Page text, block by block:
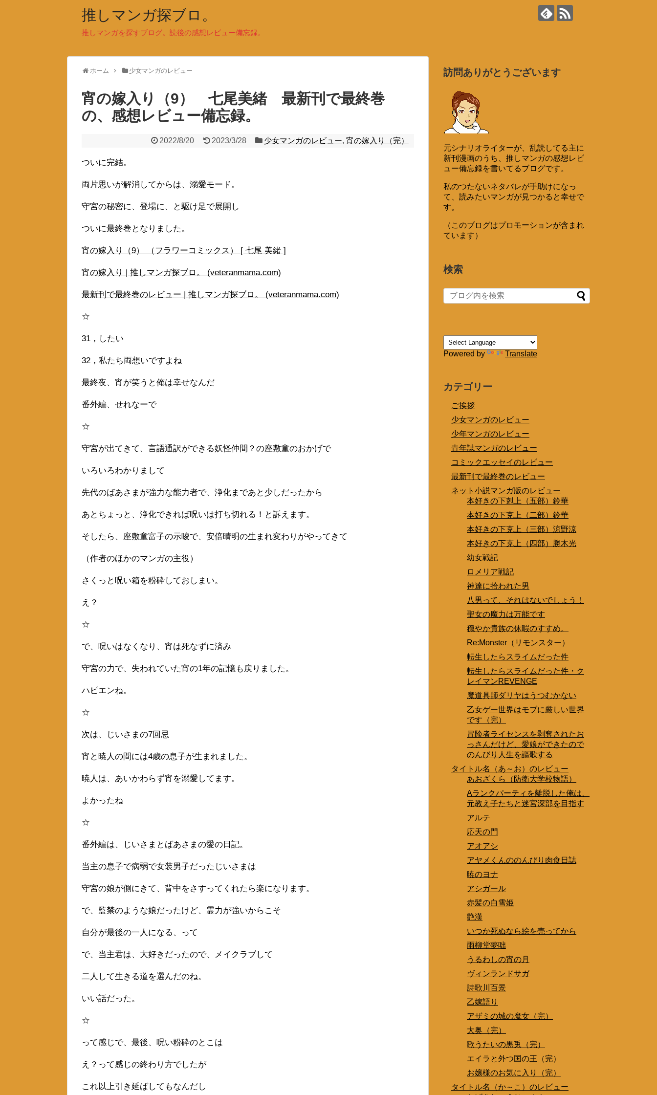
推しマンガ探ブロ。
推しマンガを探すブログ。読後の感想レビュー備忘録。
ホーム 少女マンガのレビュー
宵の嫁入り（9） 七尾美緒 最新刊で最終巻
の、感想レビュー備忘録。
2022/8/20 2023/3/28 少女マンガのレビュー, 宵の嫁入り（完）
ついに完結。
両片思いが解消してからは、溺愛モード。
守宮の秘密に、登場に、と駆け足で展開し
ついに最終巻となりました。
宵の嫁入り（9） （フラワーコミックス） [ 七尾 美緒 ]
宵の嫁入り | 推しマンガ探ブロ。 (veteranmama.com)
最新刊で最終巻のレビュー | 推しマンガ探ブロ。 (veteranmama.com)
☆
31，したい
32，私たち両想いですよね
最終夜、宵が笑うと俺は幸せなんだ
番外編、せれなーで
☆
守宮が出てきて、言語通訳ができる妖怪仲間？の座敷童のおかげで
いろいろわかりまして
先代のばあさまが強力な能力者で、浄化まであと少しだったから
あとちょっと、浄化できれば呪いは打ち切れる！と訴えます。
そしたら、座敷童富子の示唆で、安倍晴明の生まれ変わりがやってきて
（作者のほかのマンガの主役）
さくっと呪い箱を粉砕しておしまい。
え？
☆
で、呪いはなくなり、宵は死なずに済み
守宮の力で、失われていた宵の1年の記憶も戻りました。
ハピエンね。
☆
次は、じいさまの7回忌
宵と暁人の間には4歳の息子が生まれました。
暁人は、あいかわらず宵を溺愛してます。
よかったね
☆
番外編は、じいさまとばあさまの愛の日記。
当主の息子で病弱で女装男子だったじいさまは
守宮の娘が側にきて、背中をさすってくれたら楽になります。
で、監禁のような娘だったけど、霊力が強いからこそ
自分が最後の一人になる、って
で、当主君は、大好きだったので、メイクラブして
二人して生きる道を選んだのね。
いい話だった。
☆
って感じで、最後、呪い粉砕のとこは
え？って感じの終わり方でしたが
これ以上引き延ばしてもなんだし
訪問ありがとうございます
元シナリオライターが、乱読してる主に
新刊漫画のうち、推しマンガの感想レビ
ュー備忘録を書いてるブログです。
私のつたないネタバレが手助けになっ
て、読みたいマンガが見つかると幸せで
す。
（このブログはプロモーションが含まれ
ています）
検索
Powered by Translate
カテゴリー
ご挨拶
少女マンガのレビュー
少年マンガのレビュー
青年誌マンガのレビュー
コミックエッセイのレビュー
最新刊で最終巻のレビュー
ネット小説マンガ版のレビュー
本好きの下剋上（五部）鈴華
本好きの下克上（二部）鈴華
本好きの下克上（三部）涼野涼
本好きの下克上（四部）勝木光
幼女戦記
ロメリア戦記
神達に拾われた男
八男って、それはないでしょう！
聖女の魔力は万能です
穏やか貴族の休暇のすすめ。
Re:Monster（リモンスター）
転生したらスライムだった件
転生したらスライムだった件・ク
レイマンREVENGE
魔道具師ダリヤはうつむかない
乙女ゲー世界はモブに厳しい世界
です（完）
冒険者ライセンスを剥奪されたお
っさんだけど、愛娘ができたので
のんびり人生を謳歌する
タイトル名（あ～お）のレビュー
あおざくら（防衛大学校物語）
Aランクパーティを離脱した俺は、
元教え子たちと迷宮深部を目指す
アルテ
応天の門
アオアシ
アヤメくんののんびり肉食日誌
暁のヨナ
アシガール
赤髪の白雪姫
艶漢
いつか死ぬなら絵を売ってから
雨柳堂夢咄
うるわしの宵の月
ヴィンランドサガ
詩歌川百景
乙嫁語り
アザミの城の魔女（完）
大奥（完）
歌うたいの黒兎（完）
エイラと外つ国の王（完）
お嬢様のお気に入り（完）
タイトル名（か～こ）のレビュー